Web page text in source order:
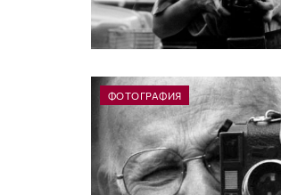
ФОТОГРАФИЯ